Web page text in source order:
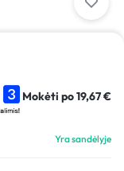
Mokėti po19,67€
Yra sandėlyje